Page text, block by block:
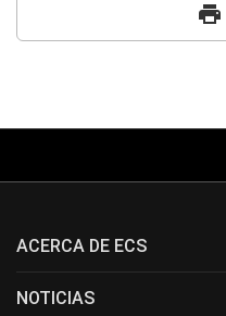
print
ACERCA DE ECS
NOTICIAS